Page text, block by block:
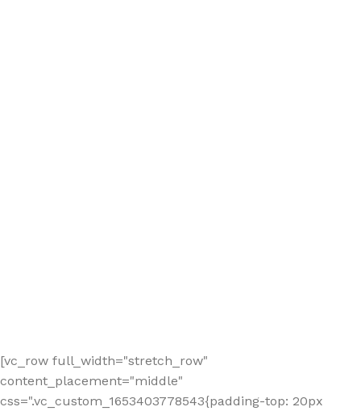
[vc_row full_width="stretch_row"
content_placement="middle"
css=".vc_custom_1653403778543{padding-top: 20px